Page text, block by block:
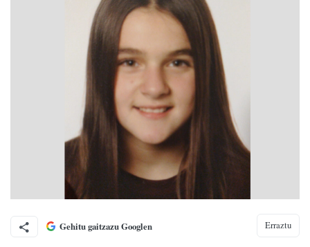
Gehitu gaitzazu Googlen Erraztu